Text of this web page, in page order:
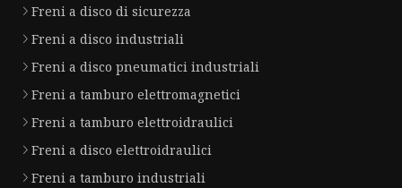
Freni a disco di sicurezza
Freni a disco industriali
Freni a disco pneumatici industriali
Freni a tamburo elettromagnetici
Freni a tamburo elettroidraulici
Freni a disco elettroidraulici
Freni a tamburo industriali